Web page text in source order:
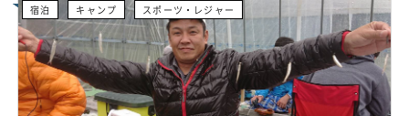
宿泊 キャンプ スポーツ・レジャー